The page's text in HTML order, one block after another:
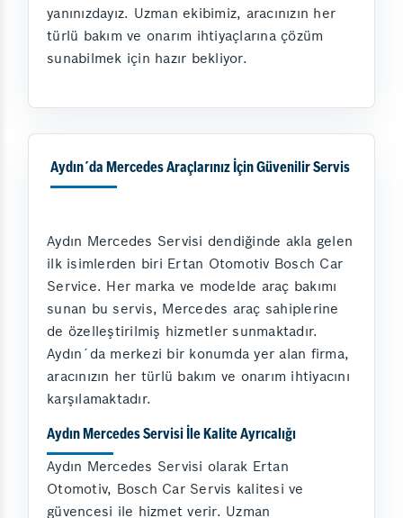
yanınızdayız. Uzman ekibimiz, aracınızın her
türlü bakım ve onarım ihtiyaçlarına çözüm
sunabilmek için hazır bekliyor.
Aydın´da Mercedes Araçlarınız İçin Güvenilir Servis
Aydın Mercedes Servisi dendiğinde akla gelen
ilk isimlerden biri Ertan Otomotiv Bosch Car
Service. Her marka ve modelde araç bakımı
sunan bu servis, Mercedes araç sahiplerine
de özelleştirilmiş hizmetler sunmaktadır.
Aydın´da merkezi bir konumda yer alan firma,
aracınızın her türlü bakım ve onarım ihtiyacını
karşılamaktadır.
Aydın Mercedes Servisi İle Kalite Ayrıcalığı
Aydın Mercedes Servisi olarak Ertan
Otomotiv, Bosch Car Servis kalitesi ve
güvencesi ile hizmet verir. Uzman